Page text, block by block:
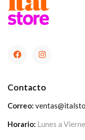
Contacto
Correo:
Horario: Lunes a